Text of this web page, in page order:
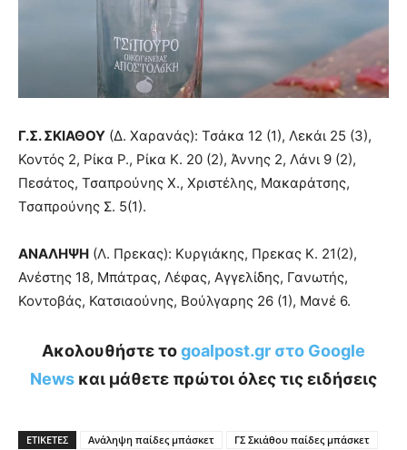
Γ.Σ. ΣΚΙΑΘΟΥ (Δ. Χαρανάς): Τσάκα 12 (1), Λεκάι 25 (3),
Κοντός 2, Ρίκα Ρ., Ρίκα Κ. 20 (2), Άννης 2, Λάνι 9 (2),
Πεσάτος, Τσαπρούνης Χ., Χριστέλης, Μακαράτσης,
Τσαπρούνης Σ. 5(1).
ΑΝΑΛΗΨΗ (Λ. Πρεκας): Κυργιάκης, Πρεκας Κ. 21(2),
Ανέστης 18, Μπάτρας, Λέφας, Αγγελίδης, Γανωτής,
Κοντοβάς, Κατσιαούνης, Βούλγαρης 26 (1), Μανέ 6.
Ακολουθήστε τοgoalpost.gr στο Google
News και μάθετε πρώτοι όλες τις ειδήσεις
ΕΤΙΚΕΤΕΣ Ανάληψη παίδες μπάσκετ ΓΣ Σκιάθου παίδες μπάσκετ